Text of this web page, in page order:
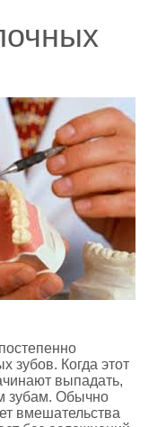
зубов. Когда этот
выпадать,
зубам. Обычно
вмешательства